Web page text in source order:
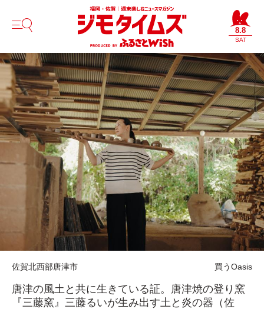
8.8
SAT
佐賀北西部唐津市 買うOasis
唐津の風土と共に生きている証。唐津焼の登り窯
『三藤窯』三藤るいが生み出す土と炎の器（佐